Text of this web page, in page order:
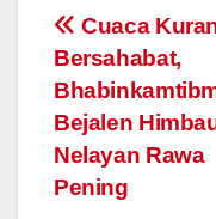
Post
Cuaca
Bersahabat,
Bejalen
Nelayan Rawa
Pening